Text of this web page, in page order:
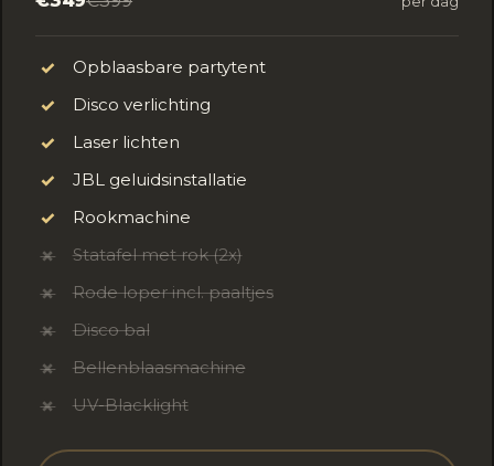
✓
Opblaasbare partytent
✓
Disco verlichting
✓
Laser lichten
✓
JBL geluidsinstallatie
✓
Rookmachine
✗
Statafel met rok (2x)
✗
Rode loper incl. paaltjes
✗
Disco bal
✗
Bellenblaasmachine
✗
UV-Blacklight